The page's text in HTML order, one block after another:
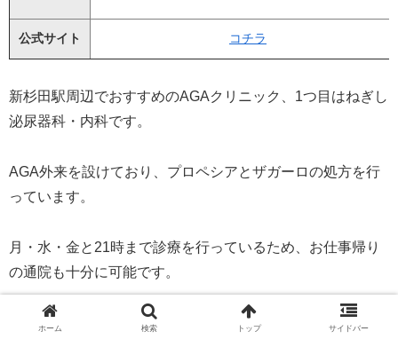
公式サイト コチラ
新杉田駅周辺でおすすめのAGAクリニック、1つ目はねぎし
泌尿器科・内科です。
AGA外来を設けており、プロペシアとザガーロの処方を行
っています。
月・水・金と21時まで診療を行っているため、お仕事帰り
の通院も十分に可能です。
オンライン診療にも対応していて、利便性の
ホーム 検索 トップ サイドバー